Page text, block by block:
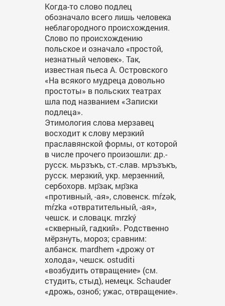
Когда-то слово подлец
обозначало всего лишь человека
неблагородного происхождения.
Слово по происхождению
польское и означало «простой,
незнатный человек». Так,
известная пьеса А. Островского
«На всякого мудреца довольно
простоты» в польских театрах
шла под названием «Записки
подлеца».
Этимология слова мерзавец
восходит к слову мерзкий
праславянской формы, от которой
в числе прочего произошли: др.-
русск. мьрзъкъ, ст.-слав. мръзъкъ,
русск. мерзкий, укр. мерзенний,
сербохорв. мр̏зак, мр̏зка
«противный, -ая», словенск. mŕzǝk,
mŕzkа «отвратительный, -ая»,
чешск. и словацк. mrzký
«скверный, гадкий». Родственно
мёрзнуть, мороз; сравним:
албанск. mardhem «дрожу от
холода», чешск. ostuditi
«возбудить отвращение» (см.
студить, стыд), немецк. Schauder
«дрожь, озноб; ужас, отвращение».